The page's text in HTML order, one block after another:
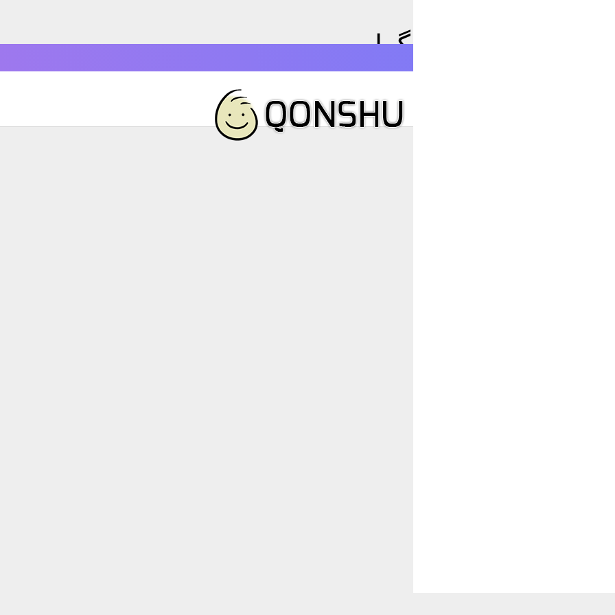
فارسی برای تلگرام